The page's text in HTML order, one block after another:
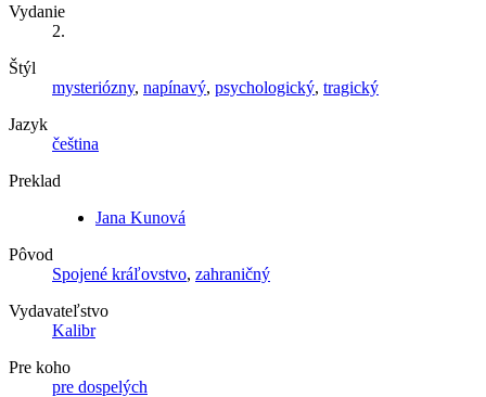
Vydanie
2.
Štýl
mysteriózny, napínavý, psychologický, tragický
Jazyk
čeština
Preklad
Jana Kunová
Pôvod
Spojené kráľovstvo, zahraničný
Vydavateľstvo
Kalibr
Pre koho
pre dospelých